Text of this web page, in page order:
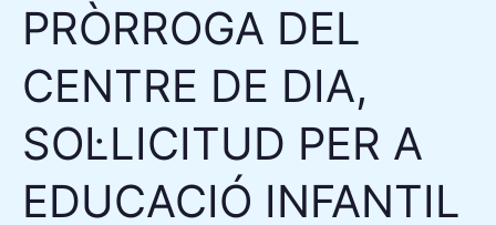
PRÒRROGA DEL
CENTRE DE DIA,
SOL·LICITUD PER A
EDUCACIÓ INFANTIL
A
INFANTIL
DEFENSA
DE